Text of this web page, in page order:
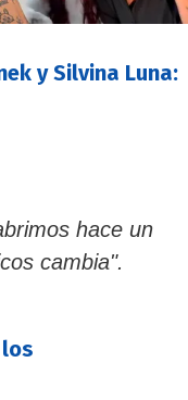
y Silvina Luna:
hace un
cambia".